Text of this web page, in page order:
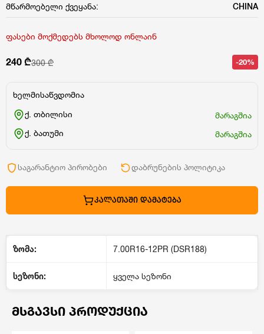
მწარმოებელი ქვეყანა: CHINA
ფასები მოქმედებს მხოლოდ ონლაინ
240 ₾300 ₾ -20%
ხელმისაწვდომია
ქ. თბილისი
მარაგშია
ქ. ბათუმი
მარაგშია
საგარანტიო პირობები დაბრუნების პოლიტიკა
ᲙᲐᲚᲐᲗᲐᲨᲘ ᲓᲐᲛᲐᲢᲔᲑᲐ
ზომა: 7.00R16-12PR (DSR188)
სეზონი: ყველა სეზონი
ᲛᲡᲒᲐᲕᲡᲘ ᲞᲠᲝᲓᲣᲥᲪᲘᲐ